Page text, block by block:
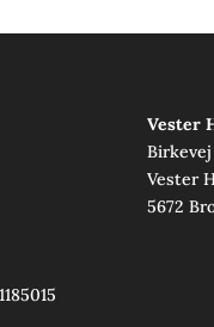
Vester
Birkevej
Vester
5672